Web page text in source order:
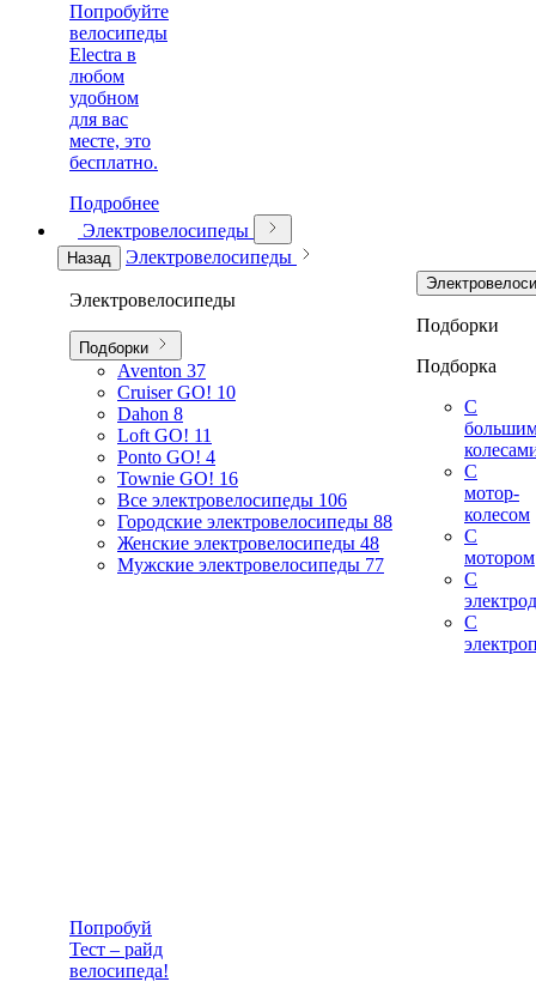
Попробуйте
велосипеды
Electra в
любом
удобном
для вас
месте, это
бесплатно.
Подробнее
Электровелосипеды
Назад Электровелосипеды
Электровелосипеды
Подборки
Aventon 37
Cruiser GO! 10
Dahon 8
Loft GO! 11
Ponto GO! 4
Townie GO! 16
Все электровелосипеды 106
Городские электровелосипеды 88
Женские электровелосипеды 48
Мужские электровелосипеды 77
Подборки
Подборка
С
С
мотор-
колесом
С
мотором
С
С
Попробуй
Тест – райд
велосипеда!